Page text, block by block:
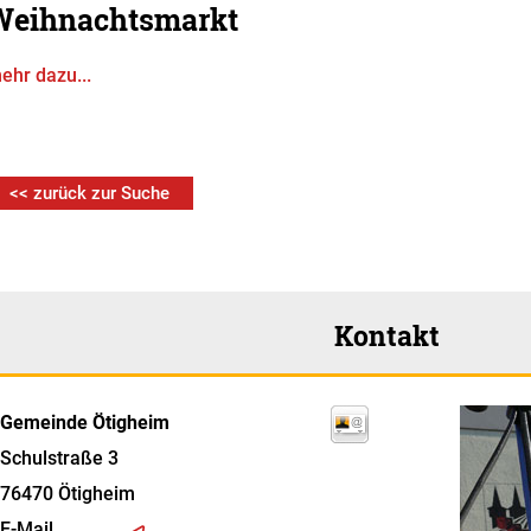
dazu...
<< zurück zur Suche
Kontakt
Gemeinde Ötigheim
Schulstraße 3
76470 Ötigheim